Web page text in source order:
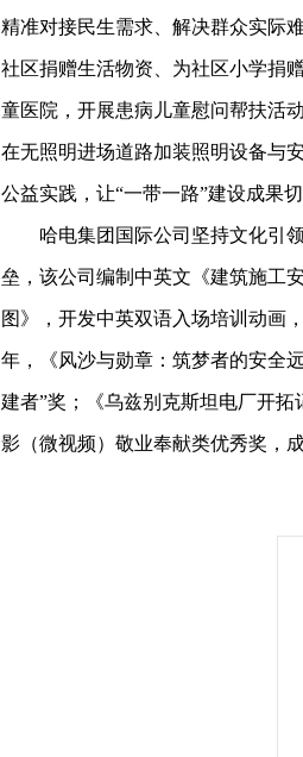
精准对接民生需求、解决群众实际
社区捐赠生活物资、为社区小学捐
童医院，开展患病儿童慰问帮扶活
在无照明进场道路加装照明设备与
公益实践，让“一带一路”建设成果
哈电集团国际公司坚持文化引
垒，该公司编制中英文《建筑施工
图》，开发中英双语入场培训动画
年，《风沙与勋章：筑梦者的安全
建者”奖；《乌兹别克斯坦电厂开
影（微视频）敬业奉献类优秀奖，